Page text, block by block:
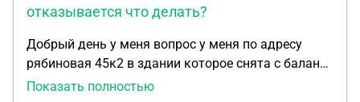
отказывается что делать?
Добрый день у меня вопрос у меня по адресу
рябиновая 45к2 в здании которое снята с баланса
и принадлежит непонятной организации (ТСН-
Показать полностью